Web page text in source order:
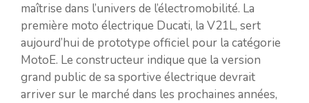
maîtrise dans l’univers de l’électromobilité. La
première moto électrique Ducati, la V21L, sert
aujourd’hui de prototype officiel pour la catégorie
MotoE. Le constructeur indique que la version
grand public de sa sportive électrique devrait
arriver sur le marché dans les prochaines années,